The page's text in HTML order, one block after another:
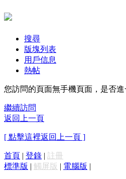
搜尋
版塊列表
用戶信息
熱帖
您訪問的頁面無手機頁面，是否進
繼續訪問
返回上一頁
[ 點擊這裡返回上一頁 ]
首頁 | 登錄 | 註冊
標準版 | 觸屏版 | 電腦版 |